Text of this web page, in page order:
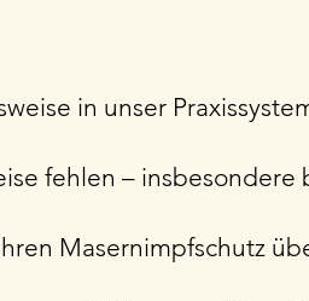
in unser
fehlen –
Masernimpfschutz